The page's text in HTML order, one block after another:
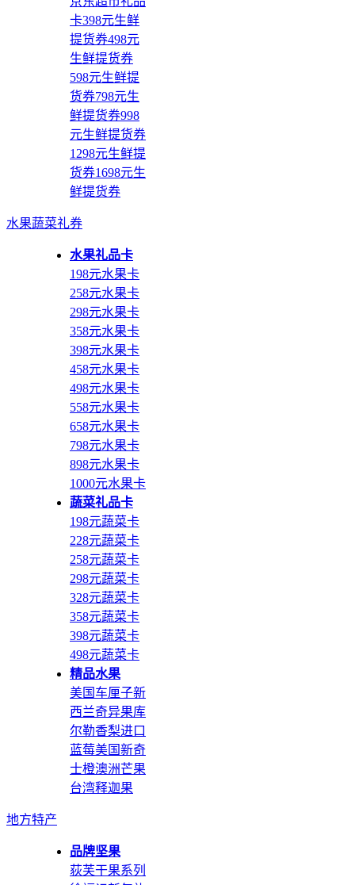
卡398元生鲜
提货券498元
生鲜提货券
598元生鲜提
货券798元生
鲜提货券998
元生鲜提货券
1298元生鲜提
货券1698元生
鲜提货券
水果蔬菜礼券
水果礼品卡
198元水果卡
258元水果卡
298元水果卡
358元水果卡
398元水果卡
458元水果卡
498元水果卡
558元水果卡
658元水果卡
798元水果卡
898元水果卡
1000元水果卡
蔬菜礼品卡
198元蔬菜卡
228元蔬菜卡
258元蔬菜卡
298元蔬菜卡
328元蔬菜卡
358元蔬菜卡
398元蔬菜卡
498元蔬菜卡
精品水果
美国车厘子新
西兰奇异果库
尔勒香梨进口
蓝莓美国新奇
士橙澳洲芒果
台湾释迦果
地方特产
品牌坚果
荻芙干果系列